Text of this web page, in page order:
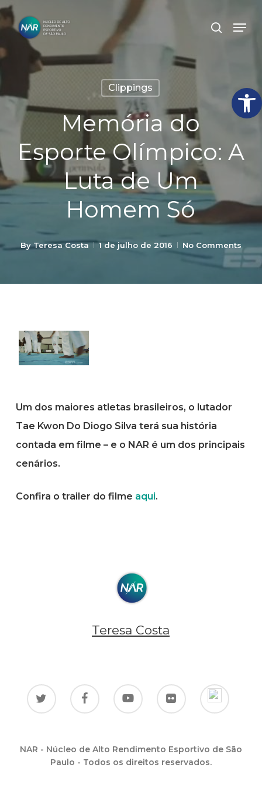
Abrir
Skip
to
main
search
Clippings
Memória do
Esporte Olímpico: A
Luta de Um
Homem Só
By Teresa Costa 1 de julho de 2016 No Comments
Um dos maiores atletas brasileiros, o lutador
Tae Kwon Do Diogo Silva terá sua história
contada em filme – e o NAR é um dos principais
cenários.
Confira o trailer do filme aqui.
Teresa Costa
NAR - Núcleo de Alto Rendimento Esportivo de São
Paulo - Todos os direitos reservados.